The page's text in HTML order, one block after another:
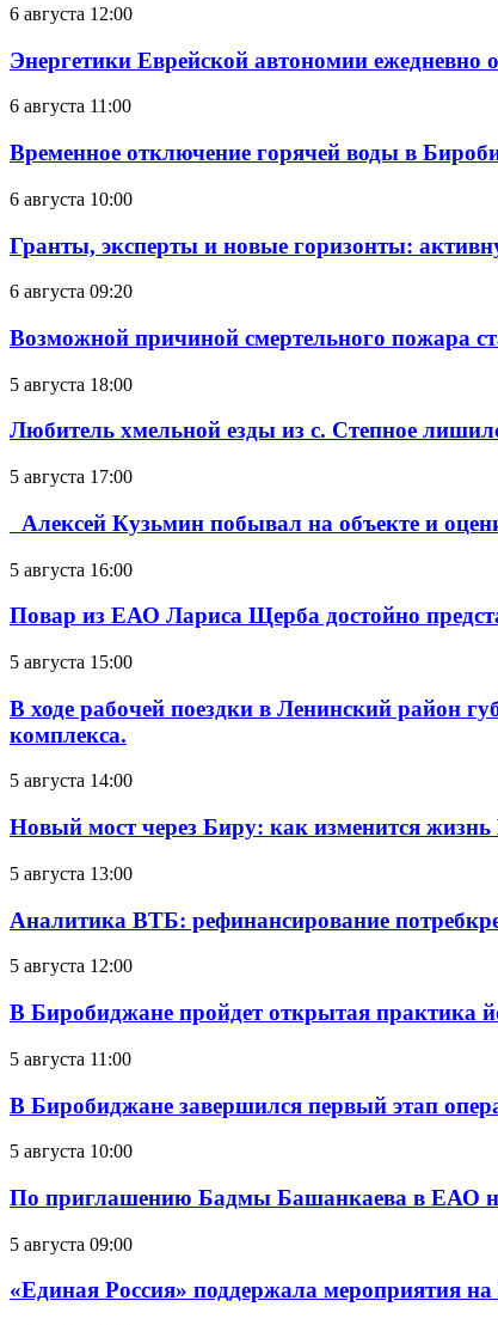
6 августа 12:00
Энергетики Еврейской автономии ежедневно
6 августа 11:00
Временное отключение горячей воды в
6 августа 10:00
Гранты, эксперты и новые горизонты:
6 августа 09:20
Возможной причиной смертельного пожара
5 августа 18:00
Любитель хмельной езды из с. Степное
5 августа 17:00
Алексей Кузьмин побывал на объекте и
5 августа 16:00
Повар из ЕАО Лариса Щерба достойно
5 августа 15:00
В ходе рабочей поездки в Ленинский район
комплекса.
5 августа 14:00
Новый мост через Биру: как изменится
5 августа 13:00
Аналитика ВТБ: рефинансирование
5 августа 12:00
В Биробиджане пройдет открытая практика
5 августа 11:00
В Биробиджане завершился первый этап
5 августа 10:00
По приглашению Бадмы Башанкаева в ЕАО
5 августа 09:00
«Единая Россия» поддержала мероприятия